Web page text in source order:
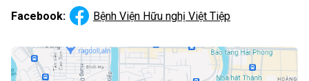
Facebook:
Bệnh Viện Hữu nghị Việt Tiệp